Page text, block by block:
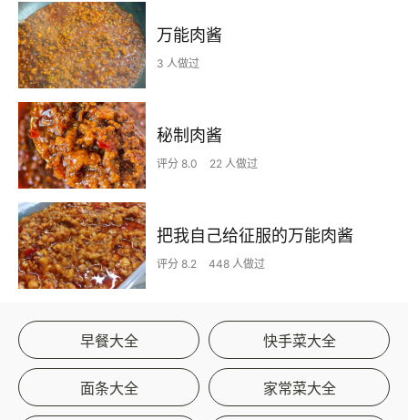
万能肉酱
3 人做过
秘制肉酱
评分 8.0 22 人做过
把我自己给征服的万能肉酱
评分 8.2 448 人做过
早餐大全 快手菜大全
面条大全 家常菜大全